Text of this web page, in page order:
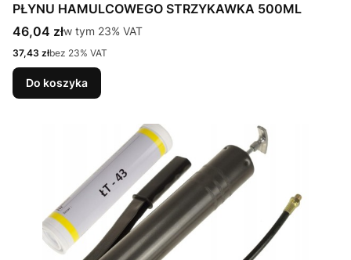
PŁYNU HAMULCOWEGO STRZYKAWKA 500ML
Cena brutto
46,04 złw tym %s VAT
w tym 23% VAT
Cena netto
37,43 złbez 23% VAT
Do koszyka